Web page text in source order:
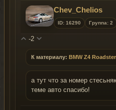
Chev_Сhelios
ID: 16290 Группа: 2
-2
К материалу: BMW Z4
а тут что за номер
теме авто спасибо!